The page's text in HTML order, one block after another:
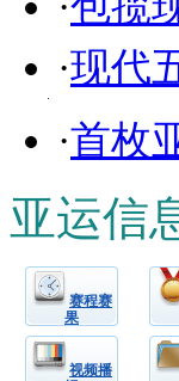
·现代
·首枚
亚运信
赛程赛
果
视频播